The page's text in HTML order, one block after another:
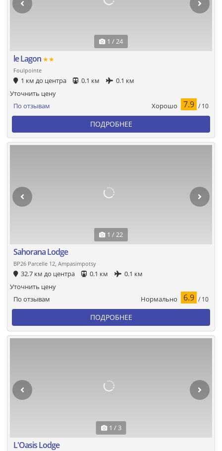
1 / 24
le Lagon ★★
Foulpointe
1 км до центра 0.1 км 0.1 км
По отзывам Хорошо 7.9 / 10
Уточнить цену
ПОДРОБНЕЕ
1 / 22
Sahorana Lodge
BP26 Parcelle 12, Ampasimpotsy
32.7 км до центра 0.1 км 0.1 км
По отзывам Нормально 6.9 / 10
Уточнить цену
ПОДРОБНЕЕ
1 / 3
L'Oasis Lodge